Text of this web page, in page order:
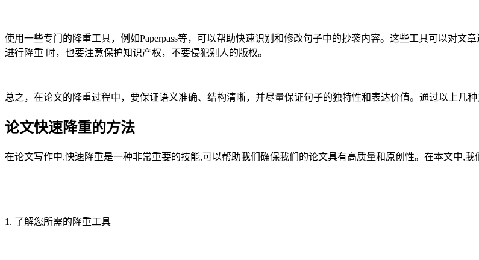
使用一些专门的降重工具，例如Paperpass等，可以帮助快速识别和修改句子中的抄袭内容。这些工具可以对
进行降重 时，也要注意保护知识产权，不要侵犯别人的版权。
总之，在论文的降重过程中，要保证语义准确、结构清晰，并尽量保证句子的独特性和表达价值。通过以上几
论文快速降重的方法
在论文写作中,快速降重是一种非常重要的技能,可以帮助我们确保我们的论文具有高质量和原创性。在本文中,我
1. 了解您所需的降重工具